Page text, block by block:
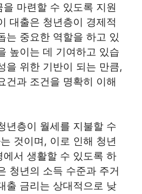
마련할 수 있도록 지원
대출은 청년층이 경제적
는 중요한 역할을 하고 있
높이는 데 기여하고 있습
을 위한 기반이 되는 만큼,
건과 조건을 명확히 이해
년층이 월세를 지불할 수
것이며, 이로 인해 청년
서 생활할 수 있도록 하
청년의 소득 수준과 주거
출 금리는 상대적으로 낮